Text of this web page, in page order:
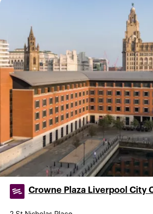
Crowne Plaza Liverpool City